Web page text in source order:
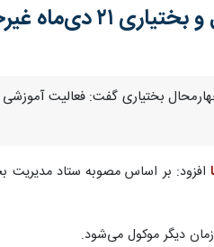
غیرحضوری شد
افزود: بر اساس مصوبه ستاد مدیریت
دیگر موکول می‌شود.